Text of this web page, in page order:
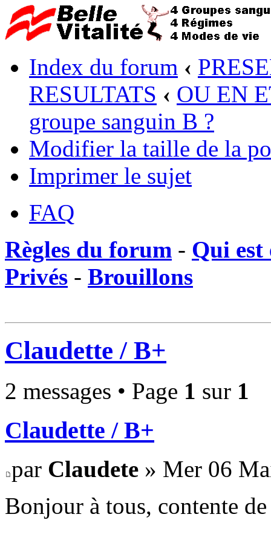
Index du forum ‹
RESULTATS ‹ OU EN
groupe sanguin B ?
Modifier la taille de la
Imprimer le sujet
FAQ
Règles du forum - Qui est
Privés - Brouillons
Claudette / B+
2 messages • Page 1 sur 1
Claudette / B+
par Claudete » Mer 06
Bonjour à tous, contente